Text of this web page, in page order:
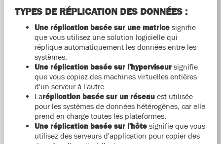
TYPES DE RÉPLICATION DES DONNÉES :
Une réplication basée sur une matricesignifie
que vous utilisez une solution logicielle qui
réplique automatiquement les données entre les
systèmes.
Une réplication basée sur l'hyperviseursignifie
que vous copiez des machines virtuelles entières
d'un serveur à l'autre.
Laréplication basée sur un réseauest utilisée
pour les systèmes de données hétérogènes, car elle
prend en charge toutes les plateformes.
Une réplication basée sur l'hôtesignifie que vous
utilisez des serveurs d'application pour copier des